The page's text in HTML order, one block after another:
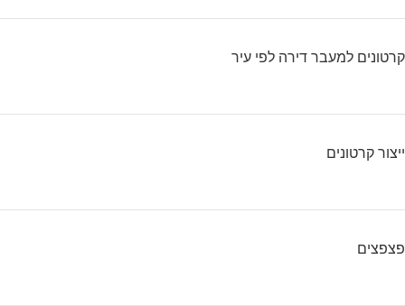
קרטונים למעבר דירה לפי עיר
ייצור קרטונים
פצפצים